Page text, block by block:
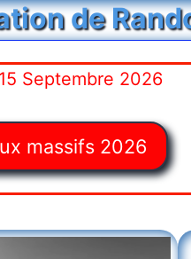
de
Septembre 2026
massifs 2026